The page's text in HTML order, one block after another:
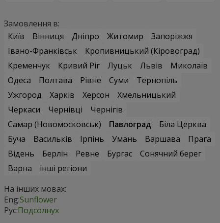
Замовлення в:
Київ
Вінниця Дніпро Житомир
Запоріжжя
Івано-Франківськ
Кропивницький (Кіровоград)
Кременчук
Кривий Ріг Луцьк Львів
Миколаїв
Одеса
Полтава Рівне Суми
Тернопіль
Ужгород
Харків Херсон
Хмельницький
Черкаси
Чернівці
Чернігів
Самар (Новомосковськ)
Павлоград
Біла Церква
Буча
Васильків Ірпінь Умань Варшава
Прага
Відень
Берлін Ревне Бургас
Сонячний берег
Варна
інші регіони
На інших мовах:
Eng:Sunflower
Рус:Подсолнух